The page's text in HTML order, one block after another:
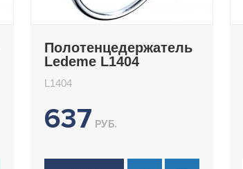
Полотенцедержатель
Ledeme L1404
L1404
637 РУБ.